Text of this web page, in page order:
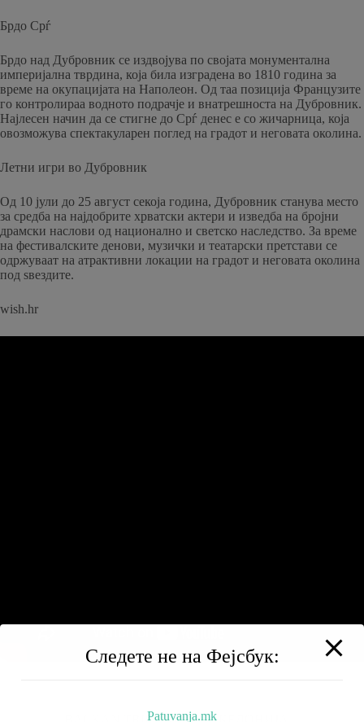
Брдо Срѓ
Брдо над Дубровник се издвојува по својата монументална
империјална тврдина, која била изградена во 1810 година за
време на окупацијата на Наполеон. Од таа позиција Французите
го контролираа водното подрачје и внатрешноста на Дубровник.
Најлесен начин да се стигне до Срѓ денес е со жичарница, која
овозможува спектакуларен поглед на градот и неговата околина.
Летни игри во Дубровник
Од 10 јули до 25 август секоја година, Дубровник станува место
за средба на најдобрите хрватски актери и изведба на бројни
драмски наслови од национално и светско наследство. За време
на фестивалските денови, музички и театарски претстави се
одржуваат на атрактивни локации на градот и неговата околина
под ѕвездите.
wish.hr
Следете не на Фејсбук:
Patuvanja.mk